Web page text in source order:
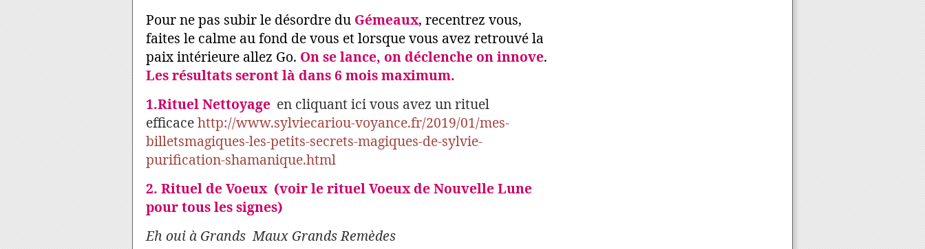
Pour ne pas subir le désordre du Gémeaux, recentrez vous,
faites le calme au fond de vous et lorsque vous avez retrouvé la
paix intérieure allez Go. On se lance, on déclenche on innove.
Les résultats seront là dans 6 mois maximum.
1.Rituel Nettoyage en cliquant ici vous avez un rituel
efficacehttp://www.sylviecariou-voyance.fr/2019/01/mes-
billetsmagiques-les-petits-secrets-magiques-de-sylvie-
purification-shamanique.html
2. Rituel de Voeux (voir le rituel Voeux de Nouvelle Lune
pour tous les signes)
Eh oui à Grands Maux Grands Remèdes